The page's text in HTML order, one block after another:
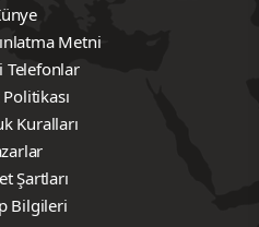
Metni
Telefonlar
Politikası
Kuralları
Şartları
Bilgileri